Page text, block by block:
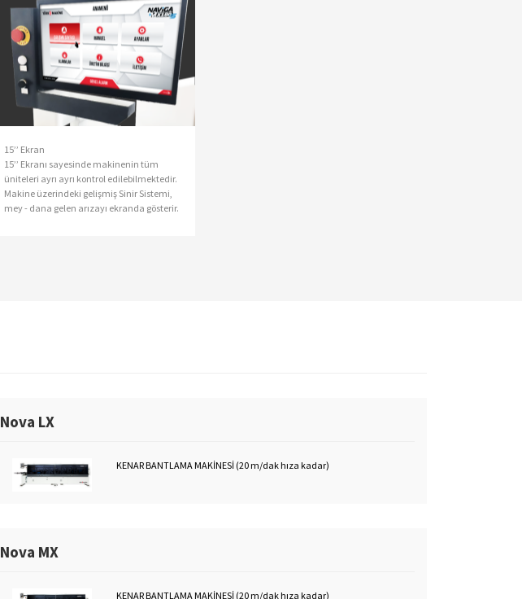
15’’ Ekran
15’’ Ekranı sayesinde makinenin tüm
üniteleri ayrı ayrı kontrol edilebilmektedir.
Makine üzerindeki gelişmiş Sinir Sistemi,
mey - dana gelen arızayı ekranda gösterir.
Nova LX
KENAR BANTLAMA MAKİNESİ (20 m/dak hıza kadar)
Nova MX
KENAR BANTLAMA MAKİNESİ (20 m/dak hıza kadar)